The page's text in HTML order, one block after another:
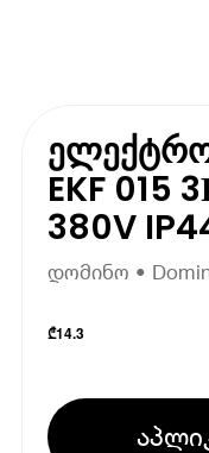
EKF 015
380V
დომინო •
₾14.3